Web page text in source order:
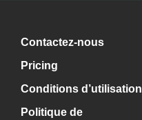
Contactez-nous
Pricing
Conditions d’utilisation
Politique de